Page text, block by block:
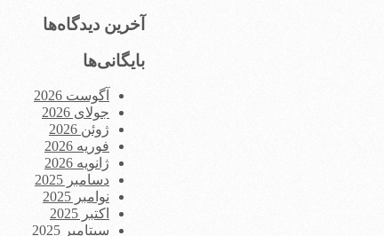
آخرین دیدگاه‌ها
بایگانی‌ها
آگوست 2026
جولای 2026
ژوئن 2026
فوریه 2026
ژانویه 2026
دسامبر 2025
نوامبر 2025
اکتبر 2025
سپتامبر 2025